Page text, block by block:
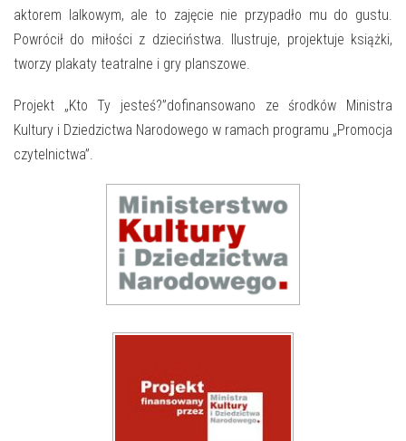
aktorem lalkowym, ale to zajęcie nie przypadło mu do gustu.
Powrócił do miłości z dzieciństwa. Ilustruje, projektuje książki,
tworzy plakaty teatralne i gry planszowe.
Projekt „Kto Ty jesteś?”dofinansowano ze środków Ministra
Kultury i Dziedzictwa Narodowego w ramach programu „Promocja
czytelnictwa”.